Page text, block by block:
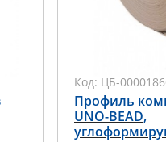
Код: ЦБ-
Профиль
UNO-BEAD,